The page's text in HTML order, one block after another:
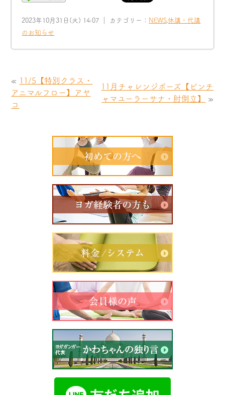
2023年10月31日(火) 14:07 ｜ カテゴリー： NEWS,休講・代講
のお知らせ
« 11/5【特別クラス・
アニマルフロー】アヤ
コ
11月チャレンジポーズ【ピンチ
ャマユーラーサナ・肘倒立】
»